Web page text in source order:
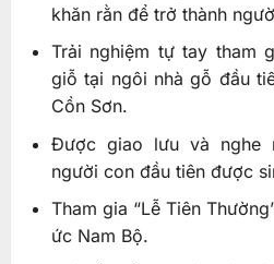
khăn rằn để trở thành
Trải nghiệm tự tay tham
giỗ tại ngôi nhà gỗ đầu
Cồn Sơn.
Được giao lưu và nghe
người con đầu tiên được
Tham gia “Lễ Tiên
ức Nam Bộ.